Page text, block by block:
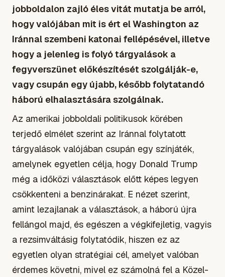
jobboldalon zajló éles vitát mutatja be arról,
hogy valójában mit is ért el Washington az
Iránnal szembeni katonai fellépésével, illetve
hogy a jelenleg is folyó tárgyalások a
fegyverszünet előkészítését szolgálják-e,
vagy csupán egy újabb, később folytatandó
háború elhalasztására szolgálnak.
Az amerikai jobboldali politikusok körében
terjedő elmélet szerint az Iránnal folytatott
tárgyalások valójában csupán egy színjáték,
amelynek egyetlen célja, hogy Donald Trump
még a időközi választások előtt képes legyen
csökkenteni a benzinárakat. E nézet szerint,
amint lezajlanak a választások, a háború újra
fellángol majd, és egészen a végkifejletig, vagyis
a rezsimváltásig folytatódik, hiszen ez az
egyetlen olyan stratégiai cél, amelyet valóban
érdemes követni, mivel ez számolná fel a Közel-